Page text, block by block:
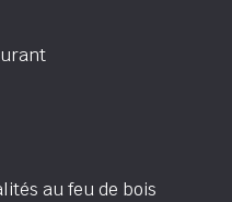
au feu de bois